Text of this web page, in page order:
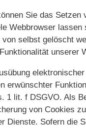
Sie das Setzen
Webbrowser
selbst gelöscht
unserer
erwünschter
1 lit. f DSGVO. Als
von Cookies
Dienste. Sofern die